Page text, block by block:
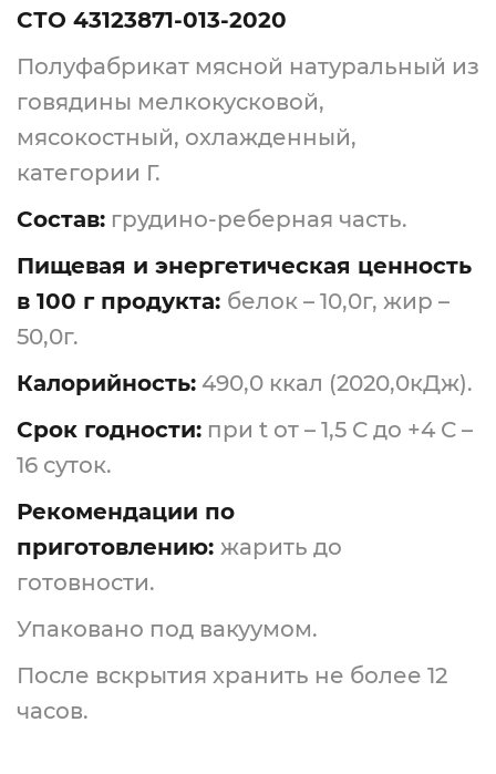
СТО 43123871-013-2020
Полуфабрикат мясной натуральный из
говядины мелкокусковой,
мясокостный, охлажденный,
категории Г.
Состав: грудино-реберная часть.
Пищевая и энергетическая ценность
в 100 г продукта: белок – 10,0г, жир –
50,0г.
Калорийность: 490,0 ккал (2020,0кДж).
Срок годности: при t от – 1,5 С до +4 С –
16 суток.
Рекомендации по
приготовлению: жарить до
готовности.
Упаковано под вакуумом.
После вскрытия хранить не более 12
часов.